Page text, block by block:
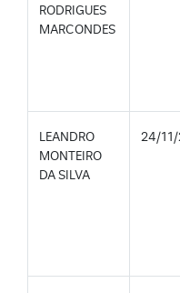
RODRIGUES
MARCONDES
LEANDRO
MONTEIRO
DA SILVA
24/